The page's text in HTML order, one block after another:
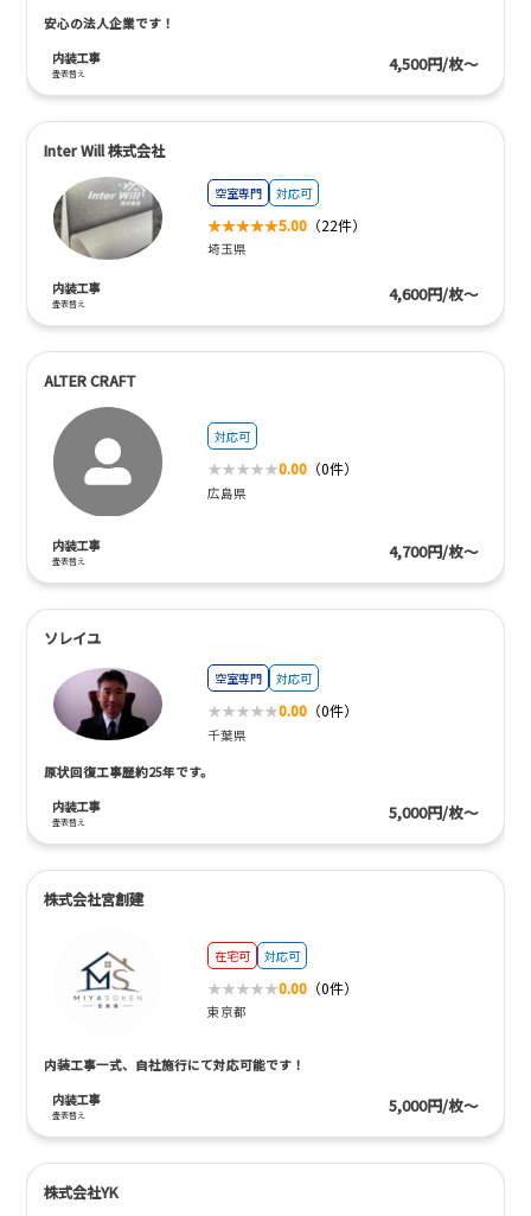
安心の法人企業です！
内装工事
畳表替え 4,500円/枚～
Inter Will 株式会社
空室専門 対応可
5.00 （22件）
埼玉県
内装工事
畳表替え 4,600円/枚～
ALTER CRAFT
対応可
0.00 （0件）
広島県
内装工事
畳表替え 4,700円/枚～
ソレイユ
空室専門 対応可
0.00 （0件）
千葉県
原状回復工事歴約25年です。
内装工事
畳表替え 5,000円/枚～
株式会社宮創建
在宅可 対応可
0.00 （0件）
東京都
内装工事一式、自社施行にて対応可能です！
内装工事
畳表替え 5,000円/枚～
株式会社YK